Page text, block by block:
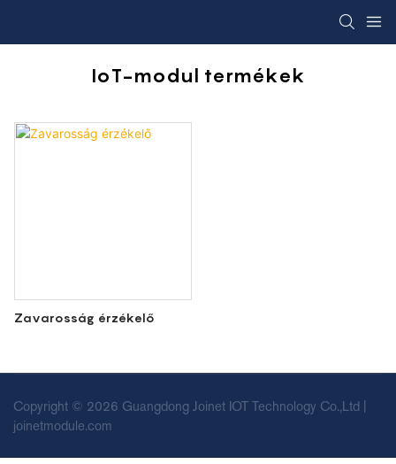
IoT-modul termékek
Zavarosság érzékelő
Copyright © 2026 Guangdong Joinet IOT Technology Co.,Ltd |
joinetmodule.com